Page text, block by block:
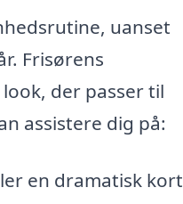
uanset
Frisørens
der passer til
assistere dig på:
en dramatisk kort